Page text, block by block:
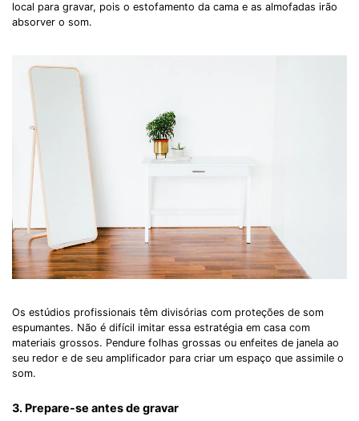
local para gravar, pois o estofamento da cama e as almofadas irão
absorver o som.
Os estúdios profissionais têm divisórias com proteções de som
espumantes. Não é difícil imitar essa estratégia em casa com
materiais grossos. Pendure folhas grossas ou enfeites de janela ao
seu redor e de seu amplificador para criar um espaço que assimile o
som.
3. Prepare-se antes de gravar